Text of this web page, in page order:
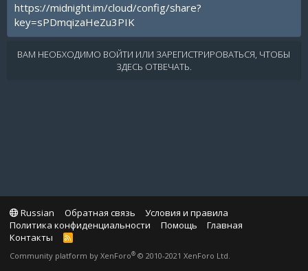
https://midnight.im/cloud/config/share?
key=sPDmqizaHeZu3PIK
ВАМ НЕОБХОДИМО ВОЙТИ ИЛИ ЗАРЕГИСТРИРОВАТЬСЯ, ЧТОБЫ
ЗДЕСЬ ОТВЕЧАТЬ.
Russian Обратная связь
Условия и правила
Политика конфиденциальности
Помощь
Главная
Контакты
R
S
Community platform by XenForo® © 2010-2021 XenForo Ltd.